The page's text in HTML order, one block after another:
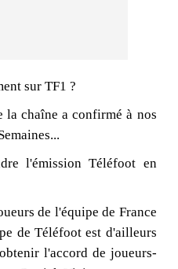
sur TF1 ?
la chaîne a confirmé à nos
l'émission Téléfoot en
de l'équipe de France
de Téléfoot est d'ailleurs
l'accord de joueurs-